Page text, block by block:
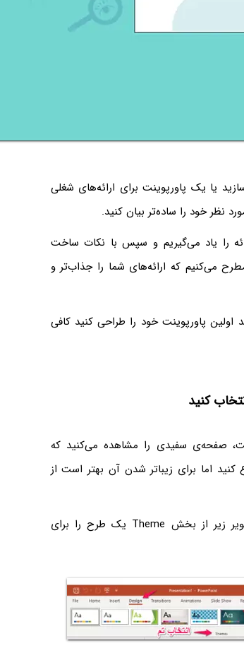
یا یک پاورپوینت برای ارائه‌های شغلی
نظر خود را ساده‌تر بیان کنید.
را یاد می‌گیریم و سپس با نکات ساخت
می‌کنیم که ارائه‌های شما را جذاب‌تر و
پاورپوینت خود را طراحی کنید کافی
کنید​
صفحه‌ی سفیدی را مشاهده می‌کنید که
اما برای زیباتر شدن آن بهتر است از
برای این کار بر روی سربرگ Design کلیک کنید و مطابق تصویر زیر از بخش Theme یک طرح را برای